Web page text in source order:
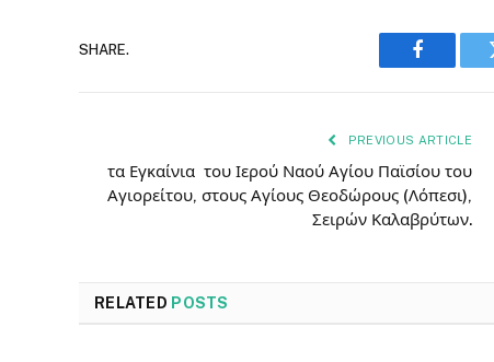
SHARE.
Facebook
PREVIOUS ARTICLE
τα Εγκαίνια του Ιερού Ναού Αγίου Παϊσίου του
Αγιορείτου, στους Αγίους Θεοδώρους (Λόπεσι),
Σειρών Καλαβρύτων.
RELATED POSTS